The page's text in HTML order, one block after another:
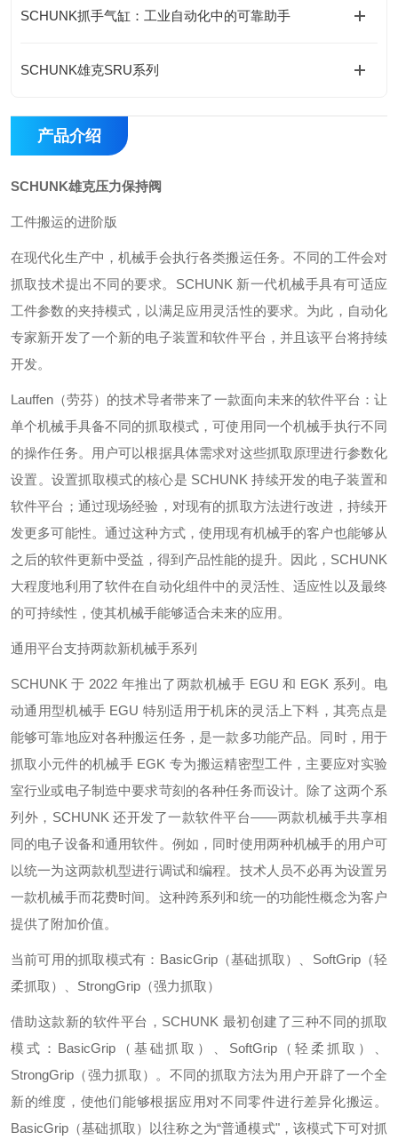
SCHUNK抓手气缸：工业自动化中的可靠助手
SCHUNK雄克SRU系列
产品介绍
SCHUNK雄克压力保持阀
工件搬运的进阶版
在现代化生产中，机械手会执行各类搬运任务。不同的工件会对
抓取技术提出不同的要求。SCHUNK 新一代机械手具有可适应
工件参数的夹持模式，以满足应用灵活性的要求。为此，自动化
专家新开发了一个新的电子装置和软件平台，并且该平台将持续
开发。
Lauffen（劳芬）的技术导者带来了一款面向未来的软件平台：让
单个机械手具备不同的抓取模式，可使用同一个机械手执行不同
的操作任务。用户可以根据具体需求对这些抓取原理进行参数化
设置。设置抓取模式的核心是 SCHUNK 持续开发的电子装置和
软件平台；通过现场经验，对现有的抓取方法进行改进，持续开
发更多可能性。通过这种方式，使用现有机械手的客户也能够从
之后的软件更新中受益，得到产品性能的提升。因此，SCHUNK
大程度地利用了软件在自动化组件中的灵活性、适应性以及最终
的可持续性，使其机械手能够适合未来的应用。
通用平台支持两款新机械手系列
SCHUNK 于 2022 年推出了两款机械手 EGU 和 EGK 系列。电
动通用型机械手 EGU 特别适用于机床的灵活上下料，其亮点是
能够可靠地应对各种搬运任务，是一款多功能产品。同时，用于
抓取小元件的机械手 EGK 专为搬运精密型工件，主要应对实验
室行业或电子制造中要求苛刻的各种任务而设计。除了这两个系
列外，SCHUNK 还开发了一款软件平台——两款机械手共享相
同的电子设备和通用软件。例如，同时使用两种机械手的用户可
以统一为这两款机型进行调试和编程。技术人员不必再为设置另
一款机械手而花费时间。这种跨系列和统一的功能性概念为客户
提供了附加价值。
当前可用的抓取模式有：BasicGrip（基础抓取）、SoftGrip（轻
柔抓取）、StrongGrip（强力抓取）
借助这款新的软件平台，SCHUNK 最初创建了三种不同的抓取
模式：BasicGrip（基础抓取）、SoftGrip（轻柔抓取）、
StrongGrip（强力抓取）。不同的抓取方法为用户开辟了一个全
新的维度，使他们能够根据应用对不同零件进行差异化搬运。
BasicGrip（基础抓取）以往称之为“普通模式"，该模式下可对抓